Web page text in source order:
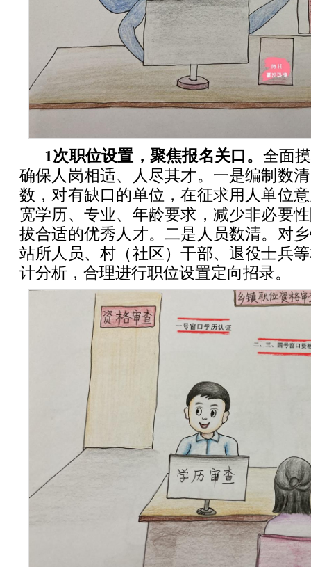
1次职位设置，聚焦报名关口。 全面
确保人岗相适、人尽其才。一是编制数
数，对有缺口的单位，在征求用人单位
宽学历、专业、年龄要求，减少非必要
拔合适的优秀人才。二是人员数清。对
站所人员、村（社区）干部、退役士兵
计分析，合理进行职位设置定向招录。